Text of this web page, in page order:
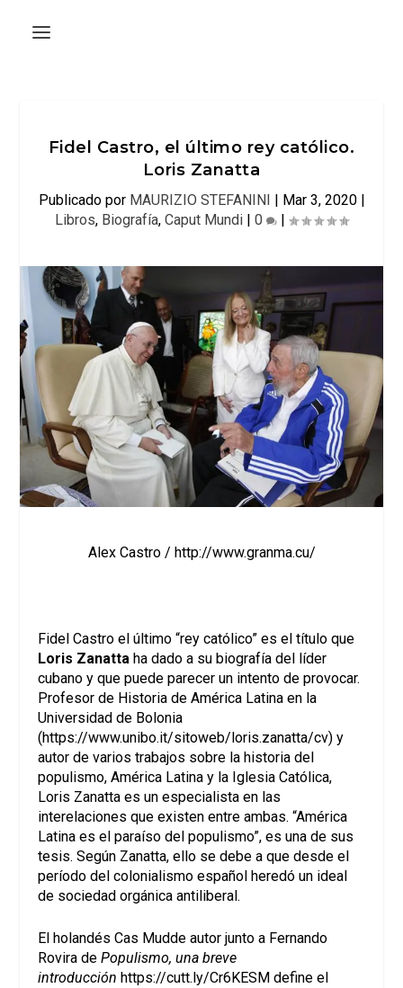
Fidel Castro, el último rey católico.
Loris Zanatta
Publicado por MAURIZIO STEFANINI | Mar 3, 2020|
Libros, Biografía, Caput Mundi | 0 |
Alex Castro / http://www.granma.cu/
Fidel Castro el último “rey católico” es el título que
Loris Zanatta ha dado a su biografía del líder
cubano y que puede parecer un intento de provocar.
Profesor de Historia de América Latina en la
Universidad de Bolonia
(https://www.unibo.it/sitoweb/loris.zanatta/cv) y
autor de varios trabajos sobre la historia del
populismo, América Latina y la Iglesia Católica,
Loris Zanatta es un especialista en las
interelaciones que existen entre ambas. “América
Latina es el paraíso del populismo”, es una de sus
tesis. Según Zanatta, ello se debe a que desde el
período del colonialismo español heredó un ideal
de sociedad orgánica antiliberal.
El holandés Cas Mudde autor junto a Fernando
Rovira dePopulismo, una breve
introducción https://cutt.ly/Cr6KESM define el